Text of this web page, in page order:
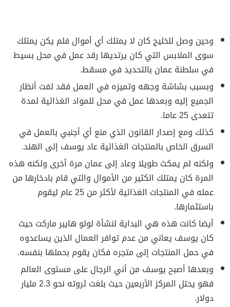
وحين وصل للخليج كان لا يمتلك أي أموال فلم يكن يمتلك
سوى الملابس التي كان يرتديها رقد عمل في محل بسيط
في سلطنة عمان بالتحديد في مسقط.
وبسبب بشاشة وجهه وتميزه في العمل فقد لفت أنظار
الجميع إليه وبعدها عمل في محل للمواد الغذائية لمدة
تتعدى 25 عاما.
كذلك ومع إصدار القانون الذي منع أي أجنبي بالعمل في
السرق الخاص بالمنتجات الغذائية عاد يوسف إلى الهند.
ولكنه لم يمكث طويلا وعاد إلى عمان مرة أخرى ولكنه هذه
المرة كان يمتلك الكثير من الأموال والتي قام بادخارها من
عمله في المنتجات الغذائية لأكثر من 25 عام ليقوم
باستثمارها.
أيضا كانت هذه هي البداية لنشأة لولو هايبر ماركت حيث
كان يوسف يعاني من عدم توافر العمال الذين يساعدوه
في حمل المنتجات إلى متجره فكان يقوم بحملها بنفسه.
وبعدها أصبح يوسف من أني الرجال على مستوى العالم
فهو يحتل المركز الأربعين حيث بلغت ثروته نحو 2.3 مليار
دولار.